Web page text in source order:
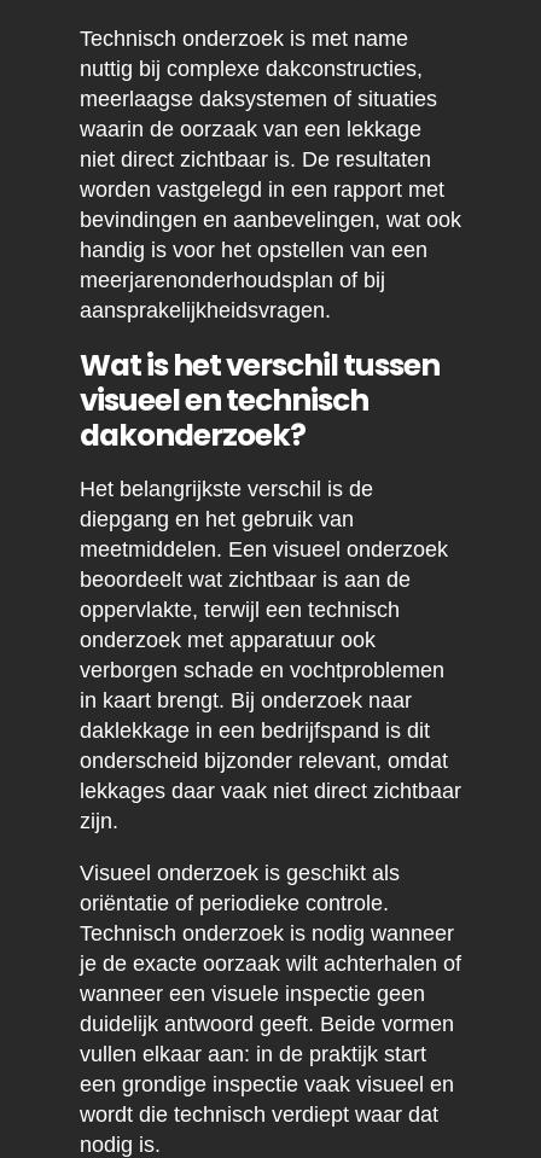
Technisch onderzoek is met name
nuttig bij complexe dakconstructies,
meerlaagse daksystemen of situaties
waarin de oorzaak van een lekkage
niet direct zichtbaar is. De resultaten
worden vastgelegd in een rapport met
bevindingen en aanbevelingen, wat ook
handig is voor het opstellen van een
meerjarenonderhoudsplan of bij
aansprakelijkheidsvragen.
Wat is het verschil tussen
visueel en technisch
dakonderzoek?
Het belangrijkste verschil is de
diepgang en het gebruik van
meetmiddelen. Een visueel onderzoek
beoordeelt wat zichtbaar is aan de
oppervlakte, terwijl een technisch
onderzoek met apparatuur ook
verborgen schade en vochtproblemen
in kaart brengt. Bij onderzoek naar
daklekkage in een bedrijfspand is dit
onderscheid bijzonder relevant, omdat
lekkages daar vaak niet direct zichtbaar
zijn.
Visueel onderzoek is geschikt als
oriëntatie of periodieke controle.
Technisch onderzoek is nodig wanneer
je de exacte oorzaak wilt achterhalen of
wanneer een visuele inspectie geen
duidelijk antwoord geeft. Beide vormen
vullen elkaar aan: in de praktijk start
een grondige inspectie vaak visueel en
wordt die technisch verdiept waar dat
nodig is.